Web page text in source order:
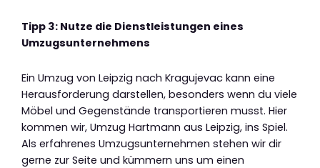
Tipp 3: Nutze die Dienstleistungen eines
Umzugsunternehmens
Ein Umzug von Leipzig nach Kragujevac kann eine
Herausforderung darstellen, besonders wenn du viele
Möbel und Gegenstände transportieren musst. Hier
kommen wir, Umzug Hartmann aus Leipzig, ins Spiel.
Als erfahrenes Umzugsunternehmen stehen wir dir
gerne zur Seite und kümmern uns um einen